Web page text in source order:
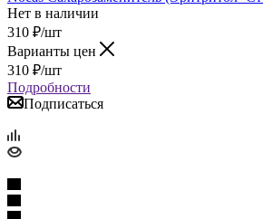
Нет в наличии
310 ₽/шт
Варианты цен
310 ₽/шт
Подробности
Подписаться